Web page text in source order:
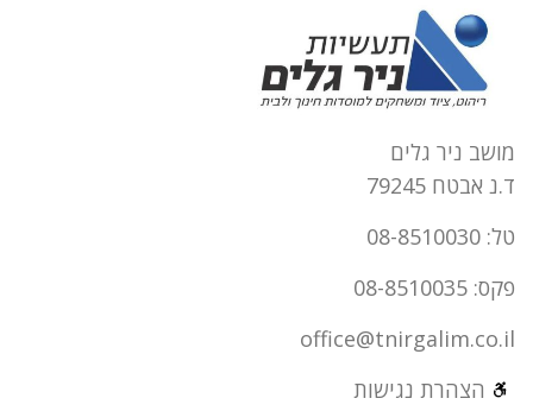
מושב ניר גלים
ד.נ אבטח 79245
טל: 08-8510030
פקס: 08-8510035
office@tnirgalim.co.il
הצהרת נגישות